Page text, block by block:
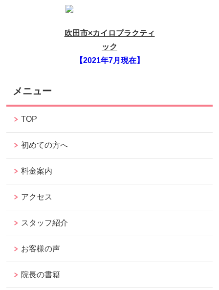
吹田市×カイロプラクティ
ック
【2021年7月現在】
メニュー
TOP
初めての方へ
料金案内
アクセス
スタッフ紹介
お客様の声
院長の書籍